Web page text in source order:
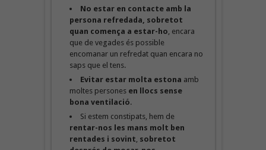
No estar en contacte amb la
persona refredada, sobretot
quan comença a estar-ho , encara
que de vegades és possible
encomanar un refredat quan encara no
saps que el tens.
Evitar estar molta estona amb
moltes persones en llocs sense
bona ventilació.
Si estem constipats, hem de
rentar-nos les mans molt ben
rentades i sovint sobretot